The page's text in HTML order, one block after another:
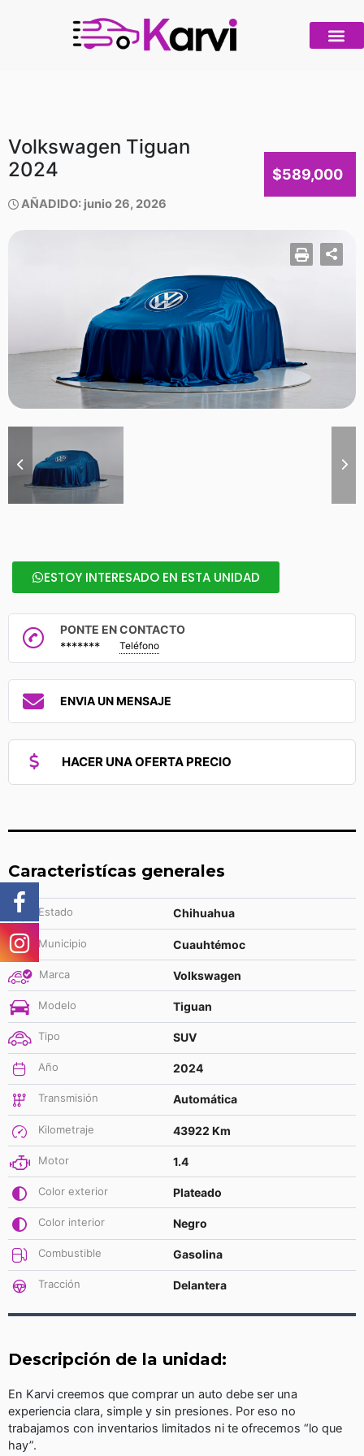
Volkswagen Tiguan
2024
AÑADIDO: junio 26, 2026
$589,000
ESTOY INTERESADO EN ESTA UNIDAD
PONTE EN CONTACTO
******* Teléfono
ENVIA UN MENSAJE
HACER UNA OFERTA PRECIO
Caracteristícas generales
Estado Chihuahua
Municipio Cuauhtémoc
Marca Volkswagen
Modelo Tiguan
Tipo SUV
Año 2024
Transmisión Automática
Kilometraje 43922 Km
Motor 1.4
Color exterior Plateado
Color interior Negro
Combustible Gasolina
Tracción Delantera
Descripción de la unidad:
En Karvi creemos que comprar un auto debe ser una
experiencia clara, simple y sin presiones. Por eso no
trabajamos con inventarios limitados ni te ofrecemos “lo que
hay”.